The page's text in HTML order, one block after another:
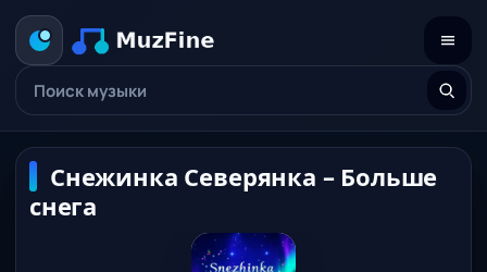
Снежинка Северянка – Больше
снега